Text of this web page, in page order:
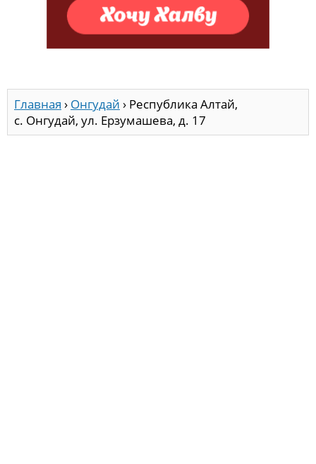
Главная › Онгудай › Республика Алтай,
с. Онгудай, ул. Ерзумашева, д. 17